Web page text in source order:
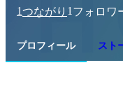
1つながり 1 フォロワ
プロフィール スト